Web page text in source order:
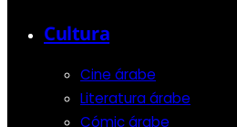
Cultura
Cine árabe
Literatura árabe
Cómic árabe